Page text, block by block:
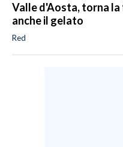
Valle d'Aosta, torna
anche il gelato
Red